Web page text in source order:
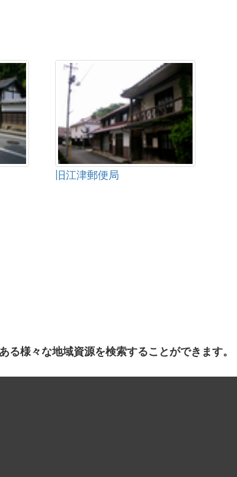
旧江津郵便局
る様々な地域資源を検索することができます。